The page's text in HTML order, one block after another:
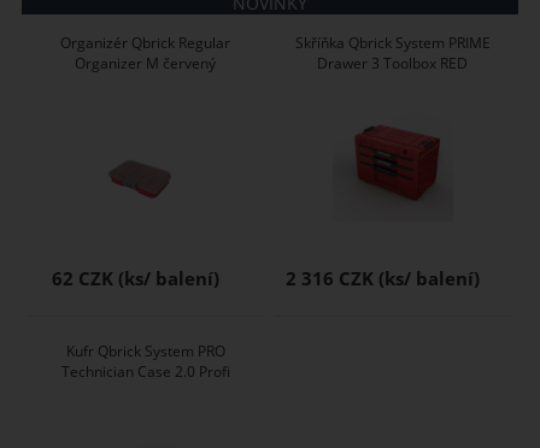
Organizér Qbrick Regular
Organizer M červený
62 CZK
Skříňka Qbrick System PRIME
Drawer 3 Toolbox RED
2 316 CZK
Kufr Qbrick System PRO
Technician Case 2.0 Profi